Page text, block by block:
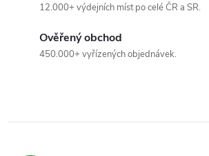
12.000+ výdejních míst po celé ČR a SR.
Ověřený obchod
450.000+ vyřízených objednávek.